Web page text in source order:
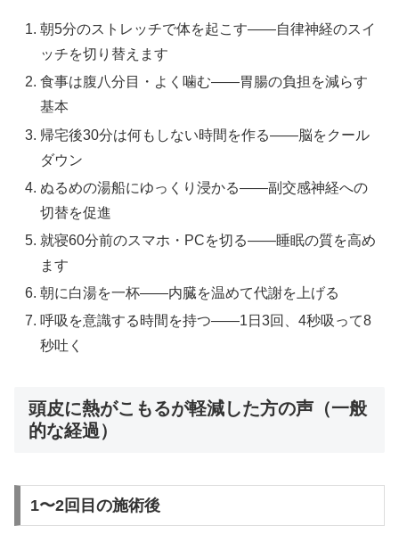
朝5分のストレッチで体を起こす——自律神経のスイ
ッチを切り替えます
食事は腹八分目・よく噛む——胃腸の負担を減らす
基本
帰宅後30分は何もしない時間を作る——脳をクール
ダウン
ぬるめの湯船にゆっくり浸かる——副交感神経への
切替を促進
就寝60分前のスマホ・PCを切る——睡眠の質を高め
ます
朝に白湯を一杯——内臓を温めて代謝を上げる
呼吸を意識する時間を持つ——1日3回、4秒吸って8
秒吐く
頭皮に熱がこもるが軽減した方の声（一般
的な経過）
1〜2回目の施術後